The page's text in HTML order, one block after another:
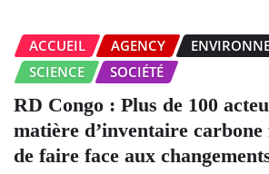
ACCUEIL AGENCY
SCIENCE
SOCIÉTÉ
RD Congo : Plus de 100
matière d’inventaire
de faire face aux